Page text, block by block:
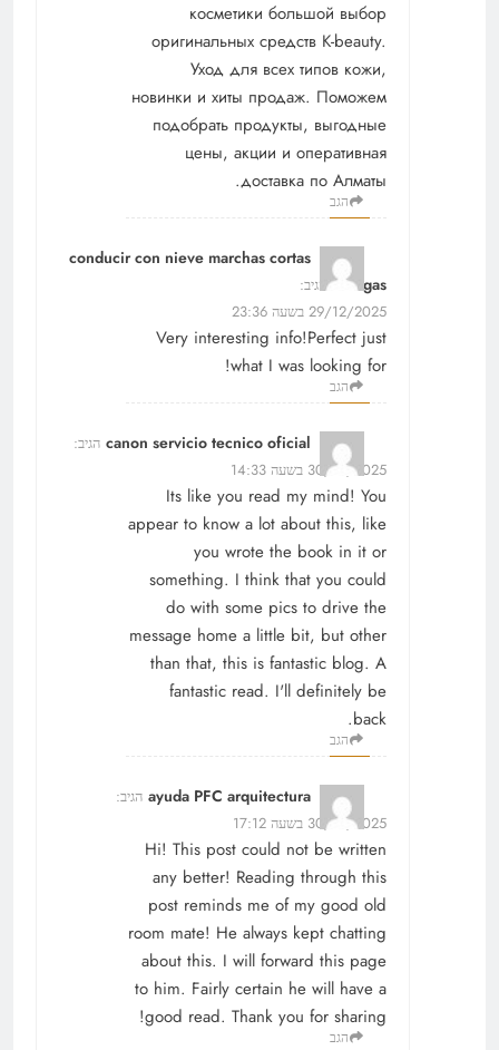
косметики большой выбор
оригинальных средств K-beauty.
Уход для всех типов кожи,
новинки и хиты продаж. Поможем
подобрать продукты, выгодные
цены, акции и оперативная
доставка по Алматы.
הגב
conducir con nieve marchas cortas
o largas הגיב:
29/12/2025 בשעה 23:36
Very interesting info!Perfect just
what I was looking for!
הגב
canon servicio tecnico oficial הגיב:
30/12/2025 בשעה 14:33
Its like you read my mind! You
appear to know a lot about this, like
you wrote the book in it or
something. I think that you could
do with some pics to drive the
message home a little bit, but other
than that, this is fantastic blog. A
fantastic read. I'll definitely be
back.
הגב
ayuda PFC arquitectura הגיב:
30/12/2025 בשעה 17:12
Hi! This post could not be written
any better! Reading through this
post reminds me of my good old
room mate! He always kept chatting
about this. I will forward this page
to him. Fairly certain he will have a
good read. Thank you for sharing!
הגב